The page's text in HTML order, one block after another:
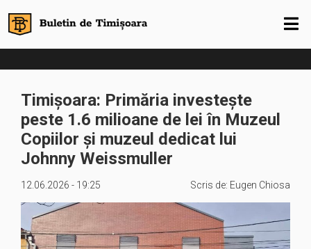
Timișoara: Primăria investește
peste 1.6 milioane de lei în Muzeul
Copiilor și muzeul dedicat lui
Johnny Weissmuller
12.06.2026 - 19:25 Scris de: Eugen Chiosa